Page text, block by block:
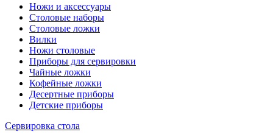
Ножи и аксессуары
Столовые наборы
Столовые ложки
Вилки
Ножи столовые
Приборы для сервировки
Чайные ложки
Кофейные ложки
Десертные приборы
Детские приборы
Сервировка стола